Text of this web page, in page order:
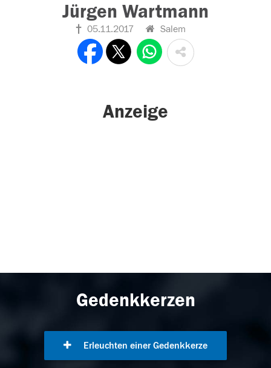
Jürgen Wartmann
05.11.2017 Salem
Anzeige
Gedenkkerzen
Erleuchten einer Gedenkkerze